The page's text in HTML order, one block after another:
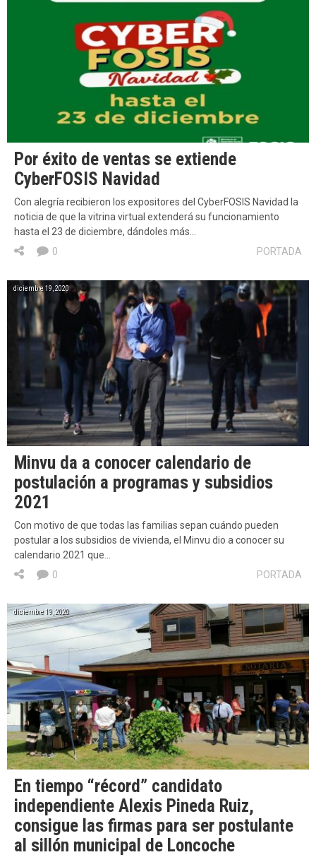
Por éxito de ventas se extiende
CyberFOSIS Navidad
Con alegría recibieron los expositores del CyberFOSIS Navidad la
noticia de que la vitrina virtual extenderá su funcionamiento
hasta el 23 de diciembre, dándoles más…
PORTADA
0
diciembre 19, 2020
Minvu da a conocer calendario de
postulación a programas y subsidios
2021
Con motivo de que todas las familias sepan cuándo pueden
postular a los subsidios de vivienda, el Minvu dio a conocer su
calendario 2021 que…
PORTADA
0
diciembre 19, 2020
En tiempo “récord” candidato
independiente Alexis Pineda Ruiz,
consigue las firmas para ser postulante
al sillón municipal de Loncoche